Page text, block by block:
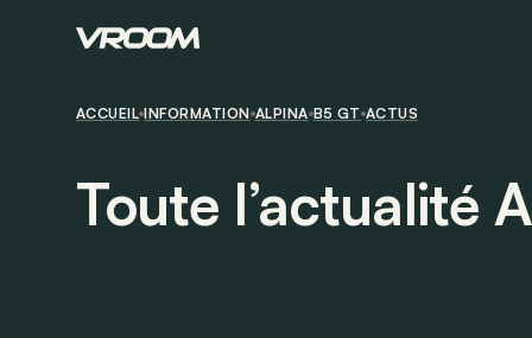
ACCUEIL INFORMATION ALPINA B5 GT ACTUS
Toute l’actualité